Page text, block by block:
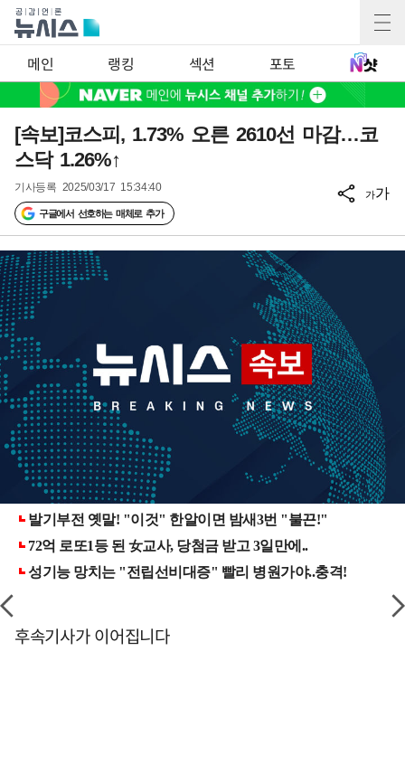
메인 랭킹 섹션 포토
[속보]코스피, 1.73% 오른 2610선 마감…코
스닥 1.26%↑
기사등록 2025/03/17 15:34:40
구글에서 선호하는 매체로 추가
가가
후속기사가 이어집니다